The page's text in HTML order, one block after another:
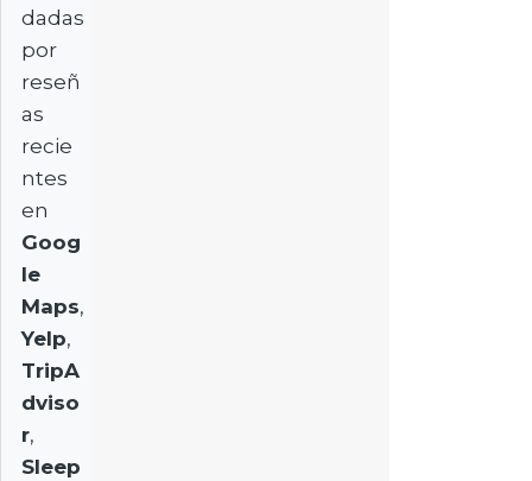
dadas
por
reseñ
as
recie
ntes
en
Goog
le
Maps,
Yelp,
TripA
dviso
r,
Sleep